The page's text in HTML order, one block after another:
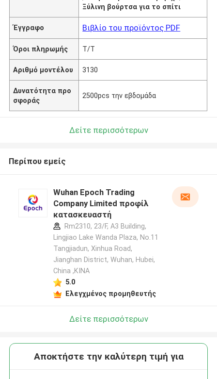
Ξύλινη βούρτσα για το σπίτι
Έγγραφο Βιβλίο του προϊόντος PDF
Όροι πληρωμής T/T
Αριθμό μοντέλου 3130
Δυνατότητα προ
σφοράς
2500pcs την εβδομάδα
Δείτε περισσότερων
Περίπου εμείς
Wuhan Epoch Trading
Company Limited προφίλ
κατασκευαστή
Rm2310, 23/F, A3 Building,
Lingjiao Lake Wanda Plaza, No.11
Tangjiadun, Xinhua Road,
Jianghan District, Wuhan, Hubei,
China ,ΚΙΝΑ
5.0
Ελεγχμένος προμηθευτής
Δείτε περισσότερων
Αποκτήστε την καλύτερη τιμή για